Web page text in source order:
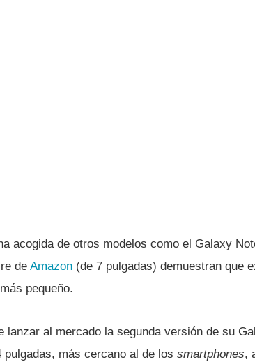
acogida de otros modelos como el Galaxy
de Amazon (de 7 pulgadas) demuestran que
pequeño.
lanzar al mercado la segunda versión de su
más cercano al de los smartphones,